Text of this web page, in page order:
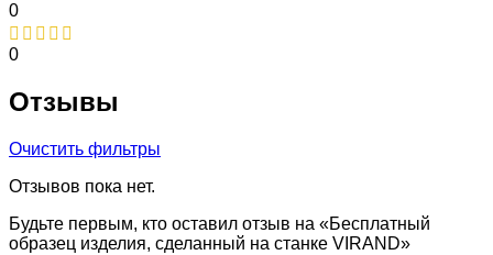
0
0
Отзывы
Очистить фильтры
Отзывов пока нет.
Будьте первым, кто оставил отзыв на «Бесплатный
образец изделия, сделанный на станке VIRAND»